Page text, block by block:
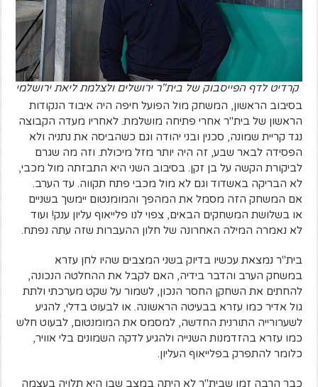
קרדיט לדף הפייסבוק של בית"ר ירושלים ולצלמת ליאת ירושלמי
בסיבוב הראשון, המשחק מול הפועל חיפה היה איבוד הנקודות
הראשון של בית"ר אחרי פתיחה מושלמת. לאחריו מעדה הקבוצה
נגד קריית שמונה, סכנין ובני יהודה וגם כשהביסה את נתניה ולא
הפסידה לבאר שבע, זה היה יותר מזל מיכולת. וזה מה שגרם
לביקורת הקשה על בן זקן. בסיבוב השני היא התבזתה מול מכבי,
לא הבריקה באשדוד וגם לא מול מכבי פתח תקווה. עד הערב.
אם המשחק הזה מסמל את המהפך והמומנטום יימשך בשניים
או בשלושת המשחקים הבאים, צפוי לנו פלייאוף עליון ענק! ועוד
לא נאמרה המילה האחרונה של חלון ההעברות שזה עתה נפתח.
בית"ר נמצאת עכשיו בדיוק בשני המצבים שהיו לחן עזרא
במשחק הערב והדבר בידיה, האם לקבל את ההחלטה הנכונה,
להחתים את השחקן החסר הנכון, לשמור על שקט מערכתי ולתת
גול אדיר כמו עזרא בבעיטה הראשונה. או לבעוט בדלי, להגיע
לשערורייה התורנית החדשה, למסמס את המומנטום, לבעוט חלש
כמו עזרא בהזדמנות השנייה ולהגיע לדקה השמונים בלי אוויר,
כלומר להתפרק בפלייאוף העליון.
כבר הרבה זמן שבית"ר לא היתה במצב שבו היא תלויה בעצמה